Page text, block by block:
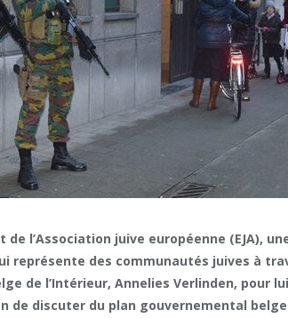
de l’Association juive européenne (EJA),
représente des communautés juives à
de l’Intérieur, Annelies Verlinden, pour
de discuter du plan gouvernemental